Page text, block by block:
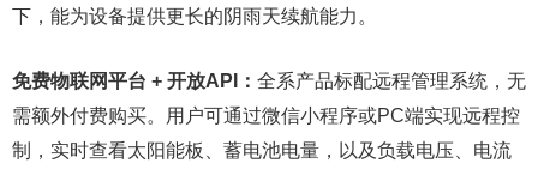
下，能为设备提供更长的阴雨天续航能力。
免费物联网平台 + 开放API ： 全系产品标配远程管理系统，无
需额外付费购买。用户可通过微信小程序或PC端实现远程控
制，实时查看太阳能板、蓄电池电量，以及负载电压、电流